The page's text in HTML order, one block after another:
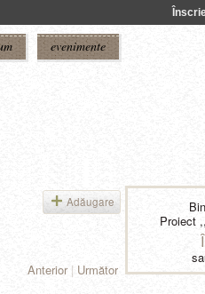
evenimente
Adăugare
Anterior | Următor
Proiect